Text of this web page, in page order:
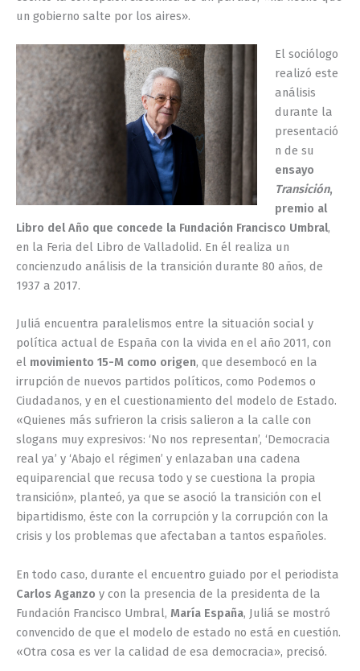
un gobierno salte por los aires».
El sociólogo
realizó este
análisis
durante la
presentació
n de su
ensayo
Transición,
premio al
Libro del Año que concede la Fundación Francisco Umbral,
en la Feria del Libro de Valladolid. En él realiza un
concienzudo análisis de la transición durante 80 años, de
1937 a 2017.
Juliá encuentra paralelismos entre la situación social y
política actual de España con la vivida en el año 2011, con
el movimiento 15-M como origen, que desembocó en la
irrupción de nuevos partidos políticos, como Podemos o
Ciudadanos, y en el cuestionamiento del modelo de Estado.
«Quienes más sufrieron la crisis salieron a la calle con
slogans muy expresivos: ‘No nos representan’, ‘Democracia
real ya’ y ‘Abajo el régimen’ y enlazaban una cadena
equiparencial que recusa todo y se cuestiona la propia
transición», planteó, ya que se asoció la transición con el
bipartidismo, éste con la corrupción y la corrupción con la
crisis y los problemas que afectaban a tantos españoles.
En todo caso, durante el encuentro guiado por el periodista
Carlos Aganzo y con la presencia de la presidenta de la
Fundación Francisco Umbral, María España, Juliá se mostró
convencido de que el modelo de estado no está en cuestión.
«Otra cosa es ver la calidad de esa democracia», precisó.